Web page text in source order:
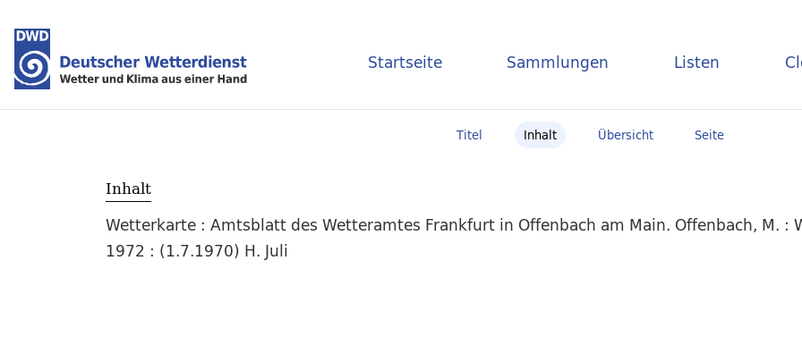
Startseite Sammlungen Listen
Titel Inhalt Übersicht Seite
Inhalt
Wetterkarte : Amtsblatt des Wetteramtes Frankfurt in Offenbach am Main. Offenbach, M.
1972 : (1.7.1970) H. Juli